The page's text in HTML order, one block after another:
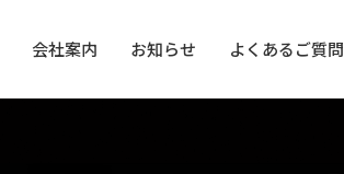
会社案内 お知らせ よくあるご質問